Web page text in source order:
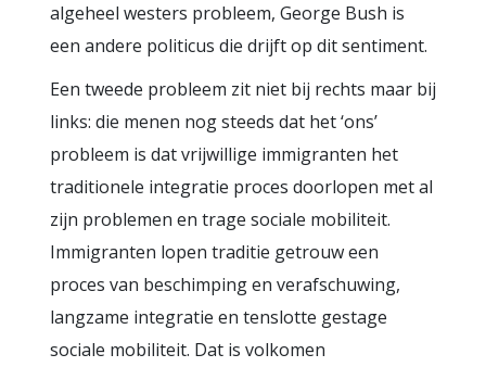
algeheel westers probleem, George Bush is
een andere politicus die drijft op dit sentiment.
Een tweede probleem zit niet bij rechts maar bij
links: die menen nog steeds dat het ‘ons’
probleem is dat vrijwillige immigranten het
traditionele integratie proces doorlopen met al
zijn problemen en trage sociale mobiliteit.
Immigranten lopen traditie getrouw een
proces van beschimping en verafschuwing,
langzame integratie en tenslotte gestage
sociale mobiliteit. Dat is volkomen